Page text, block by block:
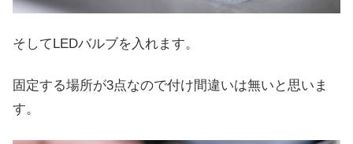
そしてLEDバルブを入れます。
固定する場所が3点なので付け間違いは無いと思いま
す。